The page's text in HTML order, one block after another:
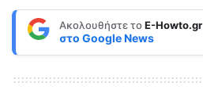
Ακολουθήστε τοE-Howto.gr
στο Google News